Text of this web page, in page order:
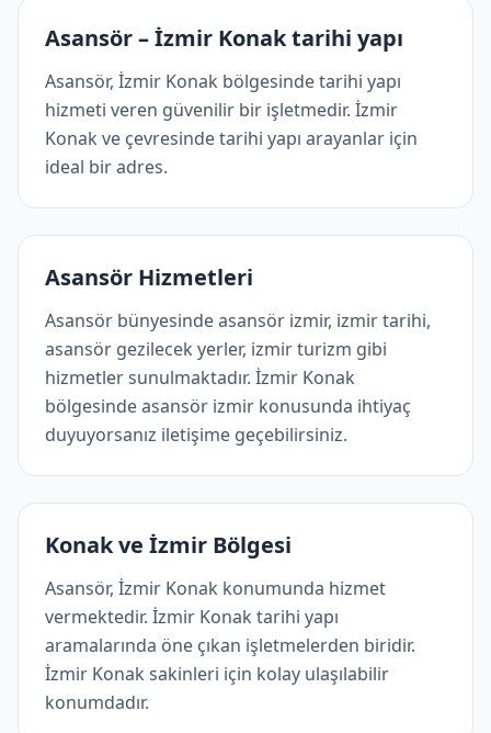
Asansör – İzmir Konak tarihi yapı
Asansör, İzmir Konak bölgesinde tarihi yapı
hizmeti veren güvenilir bir işletmedir. İzmir
Konak ve çevresinde tarihi yapı arayanlar için
ideal bir adres.
Asansör Hizmetleri
Asansör bünyesinde asansör izmir, izmir tarihi,
asansör gezilecek yerler, izmir turizm gibi
hizmetler sunulmaktadır. İzmir Konak
bölgesinde asansör izmir konusunda ihtiyaç
duyuyorsanız iletişime geçebilirsiniz.
Konak ve İzmir Bölgesi
Asansör, İzmir Konak konumunda hizmet
vermektedir. İzmir Konak tarihi yapı
aramalarında öne çıkan işletmelerden biridir.
İzmir Konak sakinleri için kolay ulaşılabilir
konumdadır.